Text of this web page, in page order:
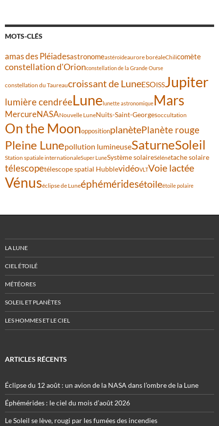
MOTS-CLÉS
amas des Pléiadesastronomeastéroïdeaurore boréaleChilicomète
constellation d'Orionconstellation de la Grande Ourse
constellation du Taureaucroissant de LuneESOISSJupiter
lumière cendréeLunelunette astronomiqueMars
MercureNASANouvelle LuneNuits-Saint-Georgesoccultation
On the MoonoppositionplanètePlanète rouge
Pleine Lunepollution lumineuseSaturneSoleil
Station spatiale internationaleSuper LuneSystème solaireSélénétache solaire
télescopetélescope spatial HubblevidéoVLTVoie lactée
Vénuséclipse de Luneéphéméridesétoileétoile polaire
LA LUNE
CIEL ÉTOILÉ
MÉTÉORES
SOLEIL ET PLANÈTES
LES HOMMES ET LE CIEL
ARTICLES RÉCENTS
Éclipse du 12 août : un avion de la NASA dans l’ombre de la Lune
Éphémérides : le ciel du mois d’août 2026
Le Soleil se lève, rougi par les fumées des incendies